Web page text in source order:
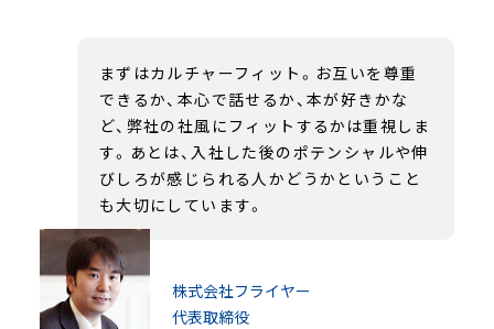
まずはカルチャーフィット。お互いを尊重
できるか、本心で話せるか、本が好きかな
ど、弊社の社風にフィットするかは重視しま
す。あとは、入社した後のポテンシャルや伸
びしろが感じられる人かどうかということ
も大切にしています。
株式会社フライヤー
代表取締役